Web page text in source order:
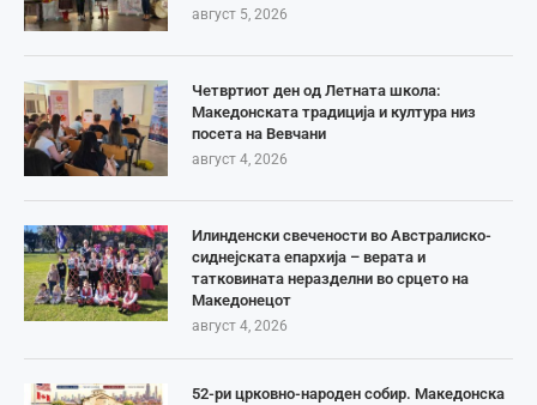
август 5, 2026
Четвртиот ден од Летната школа:
Македонската традиција и култура низ
посета на Вевчани
август 4, 2026
Илинденски свечености во Австралиско-
сиднејската епархија – верата и
татковината неразделни во срцето на
Македонецот
август 4, 2026
52-ри црковно-народен собир. Македонска